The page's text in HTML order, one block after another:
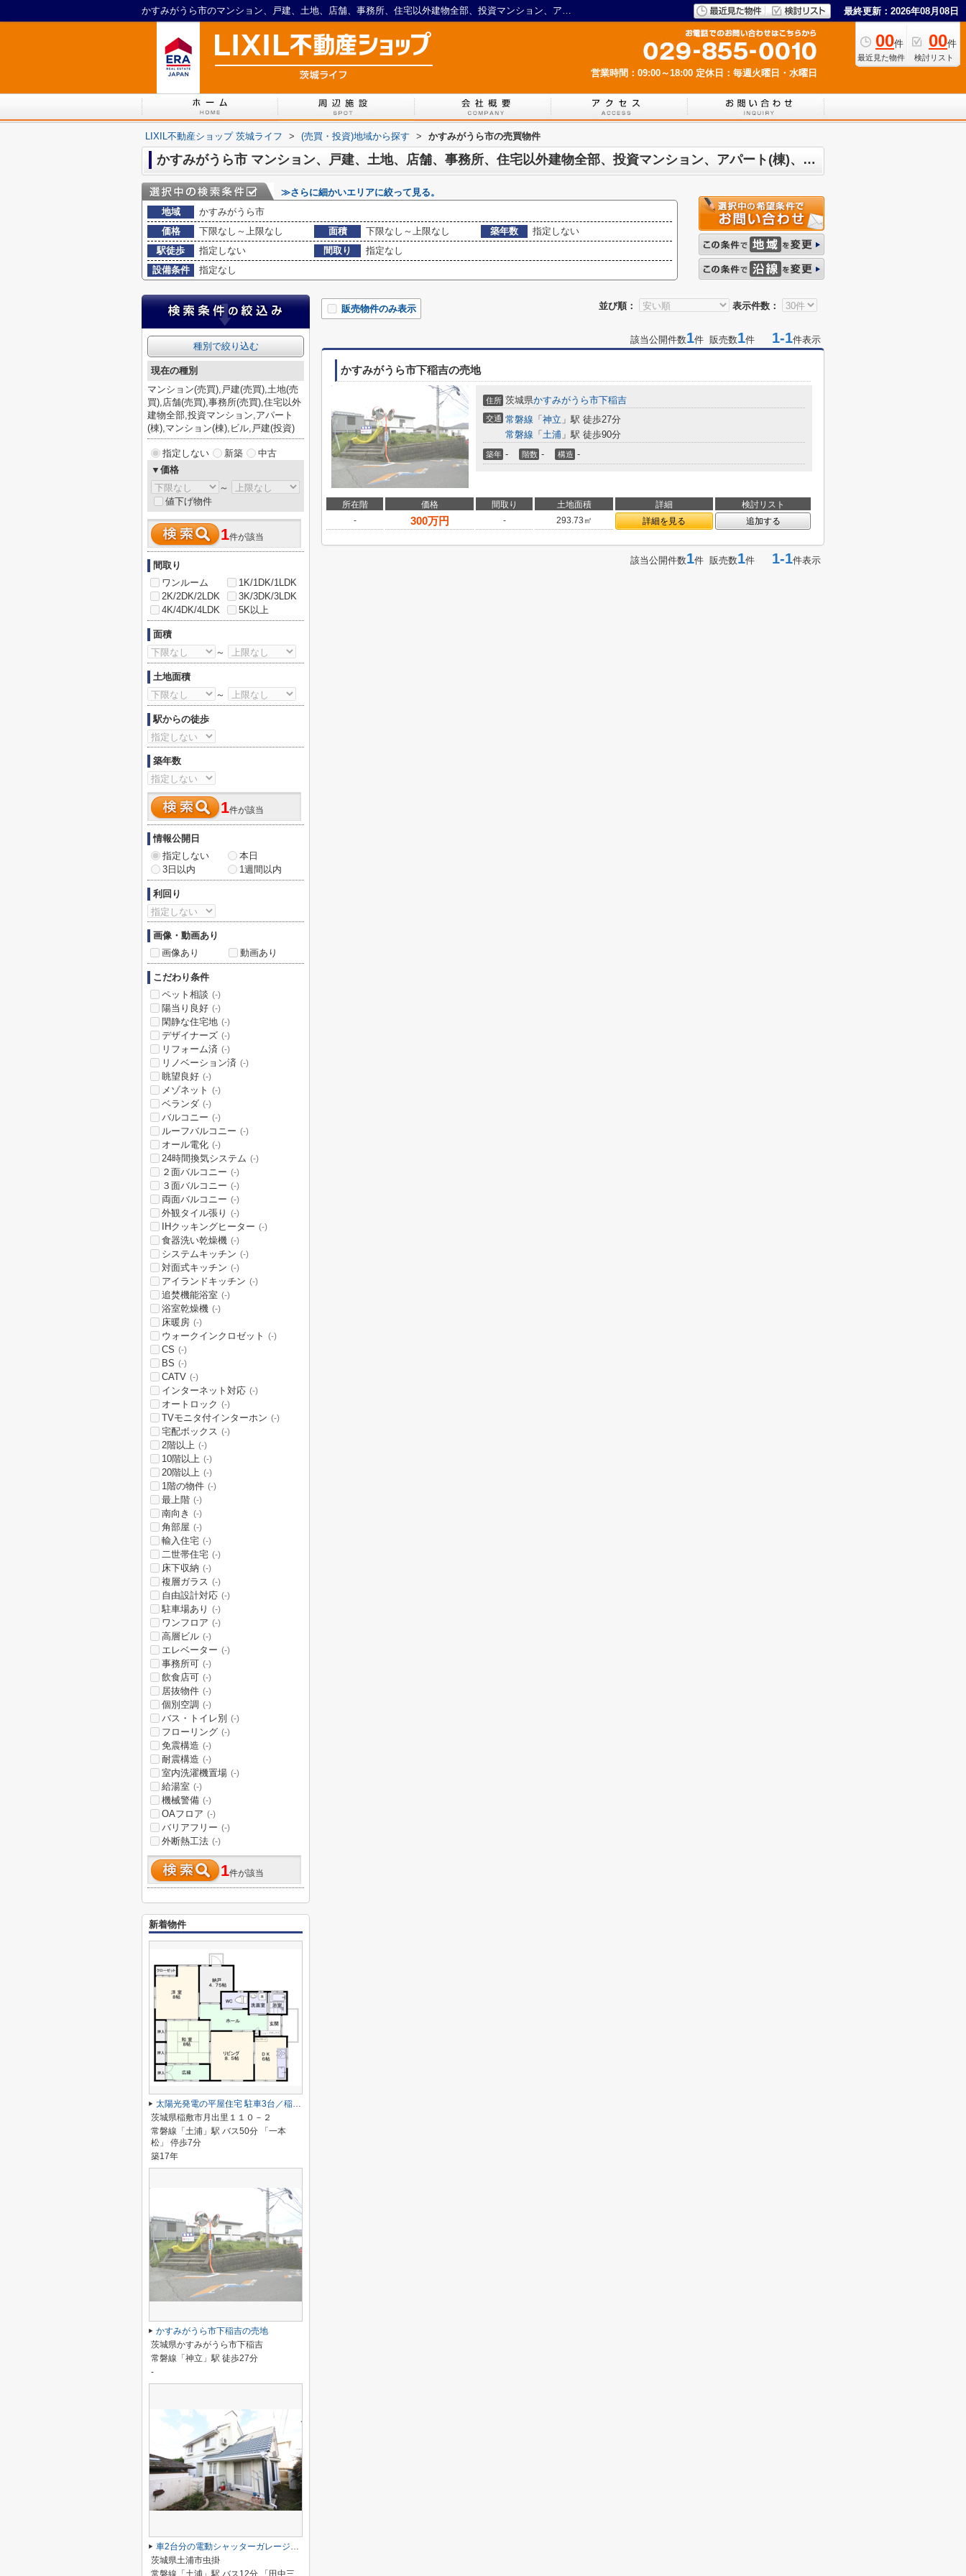
かすみがうら市のマンション、戸建、土地、店舗、事務所、住宅以外建物全部、投資マンション、アパート(棟)、マンション(棟)、ビル、戸建一覧｜LIXIL不動産ショップ 茨城ライフ 最終更新：2026年08月08日
00件
最近見た物件
00件
検討リスト
営業時間：09:00～18:00 定休日：毎週火曜日・水曜日
LIXIL不動産ショップ 茨城ライフ > (売買・投資)地域から探す > かすみがうら市の売買物件
かすみがうら市 マンション、戸建、土地、店舗、事務所、住宅以外建物全部、投資マンション、アパート(棟)、マンション(棟)、ビル、戸建一覧
≫さらに細かいエリアに絞って見る。
地域
かすみがうら市
価格
下限なし～上限なし 面積 下限なし～上限なし 築年数
指定しない
駅徒歩
指定しない 間取り
指定なし
設備条件
指定なし
並び順： 表示件数：
販売物件のみ表示
該当公開件数1件 販売数1件 1-1件表示
かすみがうら市下稲吉の売地
住所 茨城県かすみがうら市下稲吉
交通 常磐線 「 神立 」駅 徒歩27分
常磐線 「 土浦 」駅 徒歩90分
築年 - 階数 - 構造 -
所在階 価格 間取り 土地面積 詳細
検討リスト
-
300万円 - 293.73㎡ 詳細を見る 追加する
該当公開件数1件 販売数1件 1-1件表示
種別で絞り込む
現在の種別
マンション(売買),戸建(売買),土地(売
買),店舗(売買),事務所(売買),住宅以外
建物全部,投資マンション,アパート
(棟),マンション(棟),ビル,戸建(投資)
指定しない 新築
中古
▼価格
～
値下げ物件
1件が該当
間取り
ワンルーム
1K/1DK/1LDK
2K/2DK/2LDK
3K/3DK/3LDK
4K/4DK/4LDK
5K以上
面積
～
土地面積
～
駅からの徒歩
築年数
1件が該当
情報公開日
指定しない
本日
3日以内
1週間以内
利回り
画像・動画あり
画像あり
動画あり
こだわり条件
ペット相談 (-)
陽当り良好 (-)
閑静な住宅地 (-)
デザイナーズ (-)
リフォーム済 (-)
リノベーション済 (-)
眺望良好 (-)
メゾネット (-)
ベランダ (-)
バルコニー (-)
ルーフバルコニー (-)
オール電化 (-)
24時間換気システム (-)
２面バルコニー (-)
３面バルコニー (-)
両面バルコニー (-)
外観タイル張り (-)
IHクッキングヒーター (-)
食器洗い乾燥機 (-)
システムキッチン (-)
対面式キッチン (-)
アイランドキッチン (-)
追焚機能浴室 (-)
浴室乾燥機 (-)
床暖房 (-)
ウォークインクロゼット (-)
CS (-)
BS (-)
CATV (-)
インターネット対応 (-)
オートロック (-)
TVモニタ付インターホン (-)
宅配ボックス (-)
2階以上 (-)
10階以上 (-)
20階以上 (-)
1階の物件 (-)
最上階 (-)
南向き (-)
角部屋 (-)
輸入住宅 (-)
二世帯住宅 (-)
床下収納 (-)
複層ガラス (-)
自由設計対応 (-)
駐車場あり (-)
ワンフロア (-)
高層ビル (-)
エレベーター (-)
事務所可 (-)
飲食店可 (-)
居抜物件 (-)
個別空調 (-)
バス・トイレ別 (-)
フローリング (-)
免震構造 (-)
耐震構造 (-)
室内洗濯機置場 (-)
給湯室 (-)
機械警備 (-)
OAフロア (-)
バリアフリー (-)
外断熱工法 (-)
1件が該当
新着物件
太陽光発電の平屋住宅 駐車3台／稲敷月出里
茨城県稲敷市月出里１１０－２
常磐線「土浦」駅 バス50分 「一本
松」 停歩7分
築17年
かすみがうら市下稲吉の売地
茨城県かすみがうら市下稲吉
常磐線「神立」駅 徒歩27分
-
車2台分の電動シャッターガレージ付／土浦市虫掛
茨城県土浦市虫掛
常磐線「土浦」駅 バス12分 「田中三